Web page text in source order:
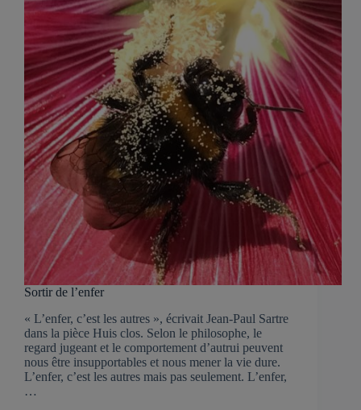
Sortir de l’enfer
« L’enfer, c’est les autres », écrivait Jean-Paul Sartre
dans la pièce Huis clos. Selon le philosophe, le
regard jugeant et le comportement d’autrui peuvent
nous être insupportables et nous mener la vie dure.
L’enfer, c’est les autres mais pas seulement. L’enfer,
…